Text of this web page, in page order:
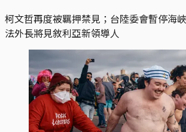
柯文哲再度被羈押禁見；台陸委會暫停海
法外長將見敘利亞新領導人